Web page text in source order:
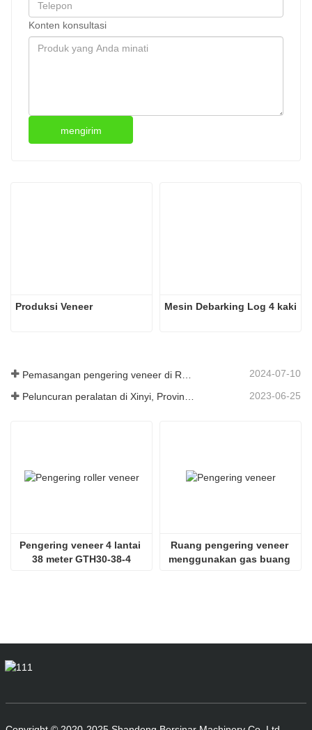
Konten konsultasi
mengirim
Produksi Veneer Mesin Debarking Log 4 kaki
2024-07-10
2023-06-25
Pengering veneer 4 lantai
38 meter GTH30-38-4
Ruang pengering veneer
menggunakan gas buang